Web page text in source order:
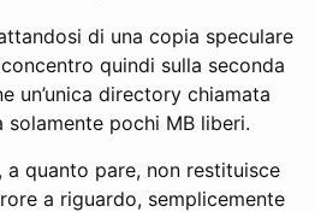
di una copia speculare
quindi sulla seconda
un’unica directory chiamata
solamente pochi MB liberi.
quanto pare, non restituisce
a riguardo, semplicemente